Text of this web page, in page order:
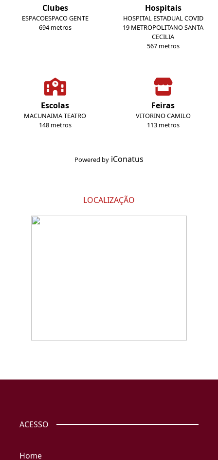
Clubes
ESPACOESPACO GENTE
694 metros
Hospitais
HOSPITAL ESTADUAL COVID
19 METROPOLITANO SANTA
CECILIA
567 metros
Escolas
MACUNAIMA TEATRO
148 metros
Feiras
VITORINO CAMILO
113 metros
Powered by iConatus
LOCALIZAÇÃO
ACESSO
Home